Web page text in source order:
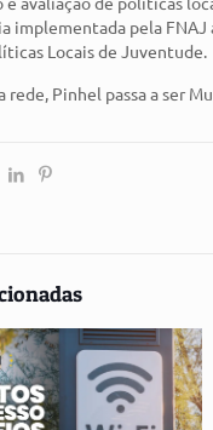
implementada pela
Locais de Juventude.
rede, Pinhel passa a ser